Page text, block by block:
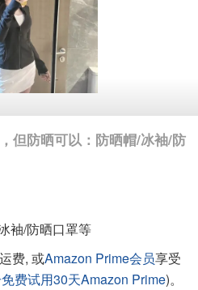
但防晒可以：防晒帽/冰袖/防
袖/防晒口罩等
费, 或Amazon Prime会员享受
费试用30天Amazon Prime)。